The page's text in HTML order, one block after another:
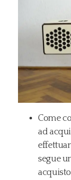
Come
ad
segue